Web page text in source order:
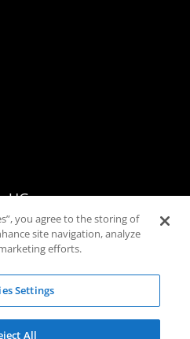
UG
© 2018
you agree to the storing of
site navigation, analyze
efforts.
Settings
All